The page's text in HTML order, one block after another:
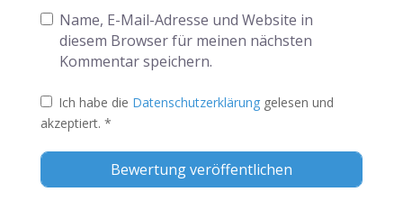
Name, E-Mail-Adresse und Website in
diesem Browser für meinen nächsten
Kommentar speichern.
Ich habe die Datenschutzerklärung gelesen und
akzeptiert. *